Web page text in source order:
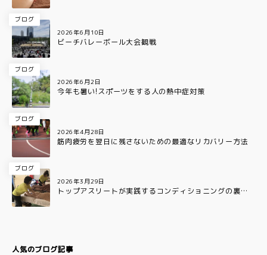
ブログ
2026年6月10日
ビーチバレーボール大会観戦
ブログ
2026年6月2日
今年も暑い!スポーツをする人の熱中症対策
ブログ
2026年4月28日
筋肉疲労を翌日に残さないための最適なリカバリー方法
ブログ
2026年3月29日
トップアスリートが実践するコンディショニングの裏側
人気のブログ記事